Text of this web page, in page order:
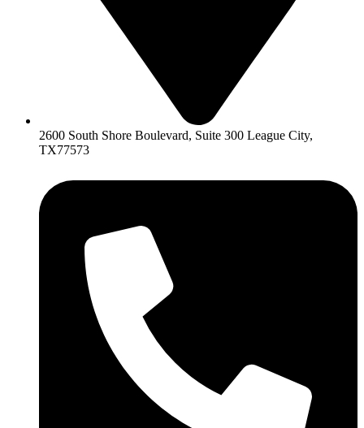
2600 South Shore Boulevard, Suite 300 League City,
TX77573